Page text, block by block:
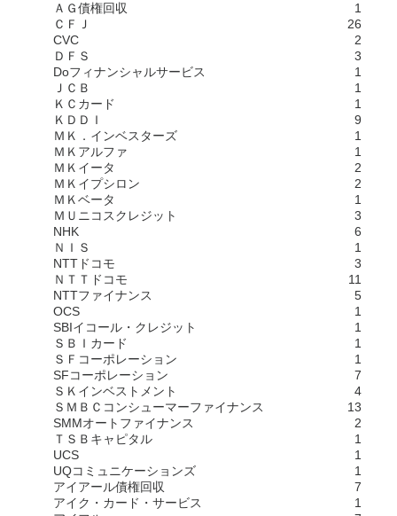
ＡＧ債権回収
1
ＣＦＪ
26
CVC
2
ＤＦＳ
3
Doフィナンシャルサービス
1
ＪＣＢ
1
ＫＣカード
1
ＫＤＤＩ
9
ＭＫ．インベスターズ
1
ＭＫアルファ
1
ＭＫイータ
2
ＭＫイプシロン
2
ＭＫベータ
1
ＭＵニコスクレジット
3
NHK
6
ＮＩＳ
1
NTTドコモ
3
ＮＴＴドコモ
11
NTTファイナンス
5
OCS
1
SBIイコール・クレジット
1
ＳＢＩカード
1
ＳＦコーポレーション
1
SFコーポレーション
7
ＳＫインベストメント
4
ＳＭＢＣコンシューマーファイナンス
13
SMMオートファイナンス
2
ＴＳＢキャピタル
1
UCS
1
UQコミュニケーションズ
1
アイアール債権回収
7
アイク・カード・サービス
1